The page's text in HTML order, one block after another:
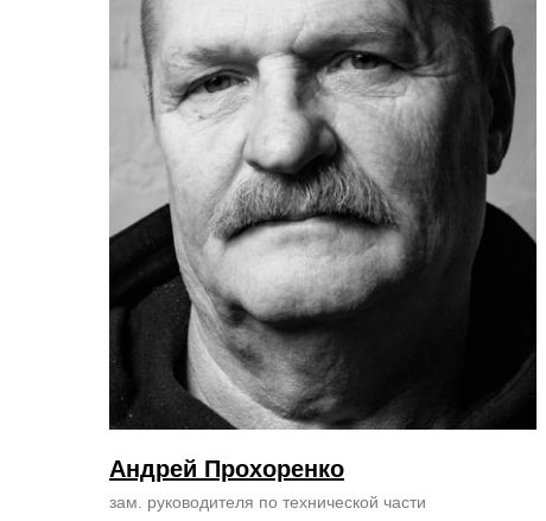
Андрей Прохоренко
зам. руководителя по технической части